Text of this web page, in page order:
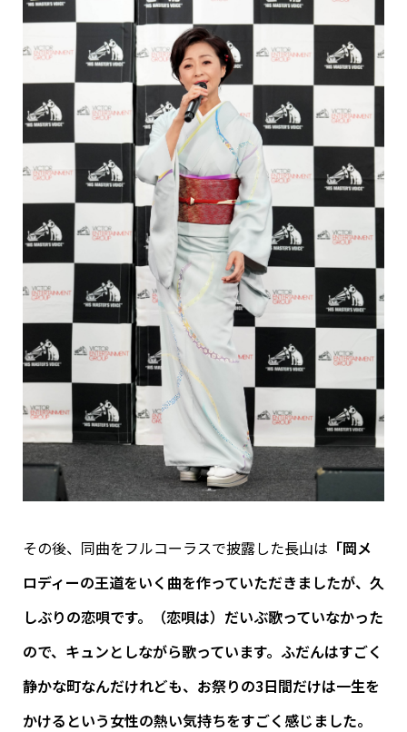
その後、同曲をフルコーラスで披露した長山は 「岡メ
ロディーの王道をいく曲を作っていただきましたが、久
しぶりの恋唄です。（恋唄は）だいぶ歌っていなかった
ので、キュンとしながら歌っています。ふだんはすごく
静かな町なんだけれども、お祭りの3日間だけは一生を
かけるという女性の熱い気持ちをすごく感じました。